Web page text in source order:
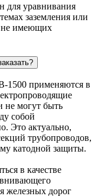
для уравнивания
заземления или
не имеющих
1500 применяются в
не могут быть
собой
Это актуально,
трубопроводов,
катодной защиты.
в качестве
железных дорог